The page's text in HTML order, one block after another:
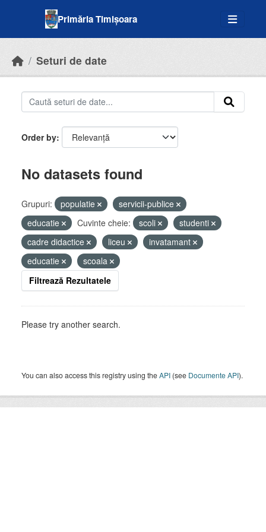
Primăria Timișoara
Seturi de date
Order by
No datasets found
Grupuri: populatie
servicii-publice
educatie
Cuvinte cheie: scoli
studenti
cadre didactice
liceu
invatamant
educatie
scoala
Filtrează Rezultatele
Please try another search.
You can also access this registry using theAPI (see Documente API).